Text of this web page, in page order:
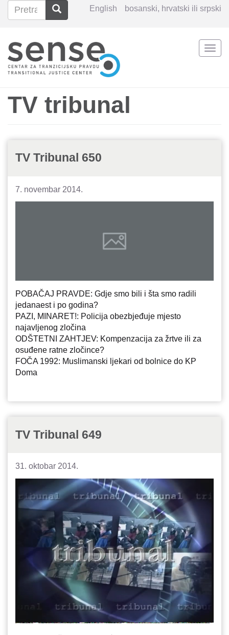
Skoči
na
sadržaj
English bosanski, hrvatski ili srpski
Search
Pretraga Pretraga
TV tribunal
TV Tribunal 650
7. novembar 2014.
POBAČAJ PRAVDE: Gdje smo bili i šta smo radili
jedanaest i po godina?
PAZI, MINARET!: Policija obezbjeđuje mjesto
najavljenog zločina
ODŠTETNI ZAHTJEV: Kompenzacija za žrtve ili za
osuđene ratne zločince?
FOČA 1992: Muslimanski ljekari od bolnice do KP
Doma
TV Tribunal 649
31. oktobar 2014.